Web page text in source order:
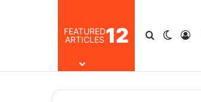
تسجيل الدخول
الوضع المظلم
بحث عن12
FEATURED
ARTICLES